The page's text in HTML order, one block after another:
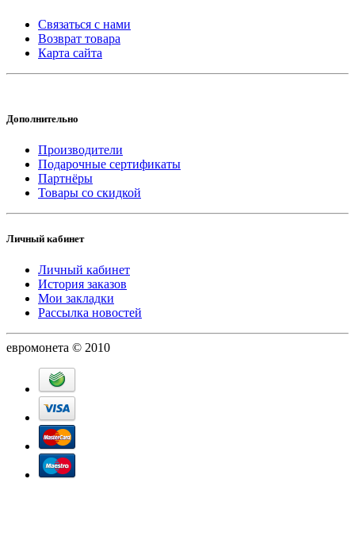
Связаться с нами
Возврат товара
Карта сайта
Дополнительно
Производители
Подарочные сертификаты
Партнёры
Товары со скидкой
Личный кабинет
Личный кабинет
История заказов
Мои закладки
Рассылка новостей
евромонета © 2010